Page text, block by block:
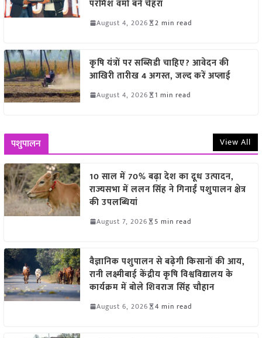
परमिश वर्मा बने चेहरा
August 4, 2026 2 min read
कृषि यंत्रों पर सब्सिडी चाहिए? आवेदन की
आखिरी तारीख 4 अगस्त, जल्द करें अप्लाई
August 4, 2026 1 min read
पशुपालन View All
10 साल में 70% बढ़ा देश का दूध उत्पादन,
राज्यसभा में ललन सिंह ने गिनाईं पशुपालन क्षेत्र
की उपलब्धियां
August 7, 2026 5 min read
वैज्ञानिक पशुपालन से बढ़ेगी किसानों की आय,
रानी लक्ष्मीबाई केंद्रीय कृषि विश्वविद्यालय के
कार्यक्रम में बोले शिवराज सिंह चौहान
August 6, 2026 4 min read